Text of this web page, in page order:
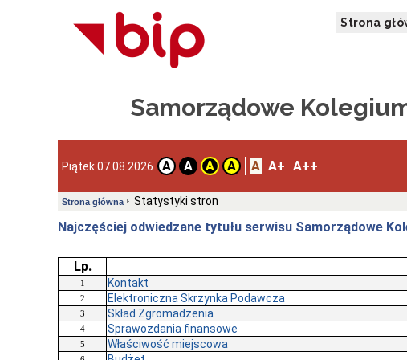
Strona
Samorządowe
Piątek 07.08.2026 A A A A A A+ A++
Strona główna Statystyki stron
Najczęściej odwiedzane tytułu serwisu Samorządowe
Lp.
1 Kontakt
2
Elektroniczna Skrzynka Podawcza
3
Skład Zgromadzenia
4
Sprawozdania finansowe
5
Właściwość miejscowa